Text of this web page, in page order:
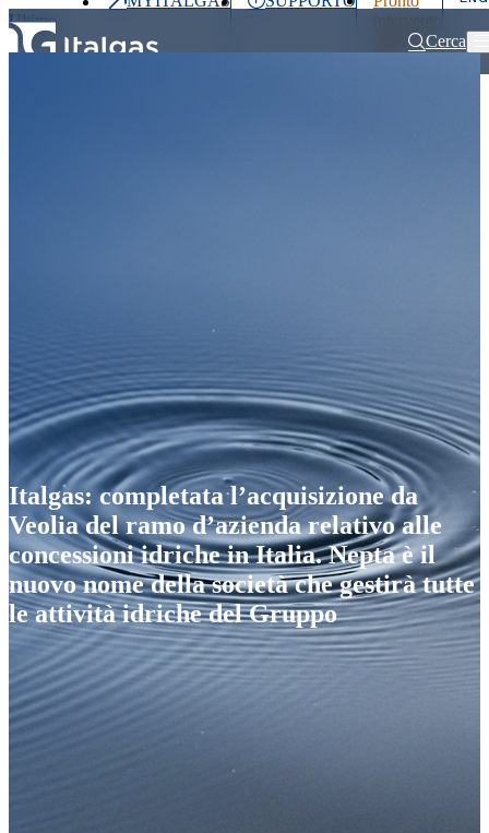
Ultimo
prezzo
800 900Cerca
Italgas: completata l’acquisizione da
Veolia del ramo d’azienda relativo alle
concessioni idriche in Italia. Nepta è il
nuovo nome della società che gestirà tutte
le attività idriche del Gruppo